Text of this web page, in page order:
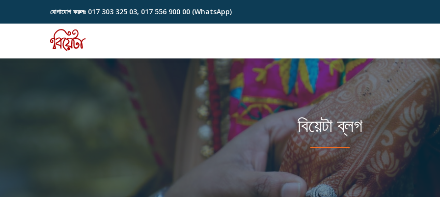
Skip
যোগাযোগ করুনঃ 017 303 325 03, 017 556 900 00 (WhatsApp)
বিয়েটা ব্লগ